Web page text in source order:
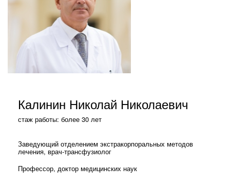
Калинин Николай Николаевич
стаж работы: более 30 лет
Заведующий отделением экстракорпоральных методов
лечения, врач-трансфузиолог
Профессор, доктор медицинских наук